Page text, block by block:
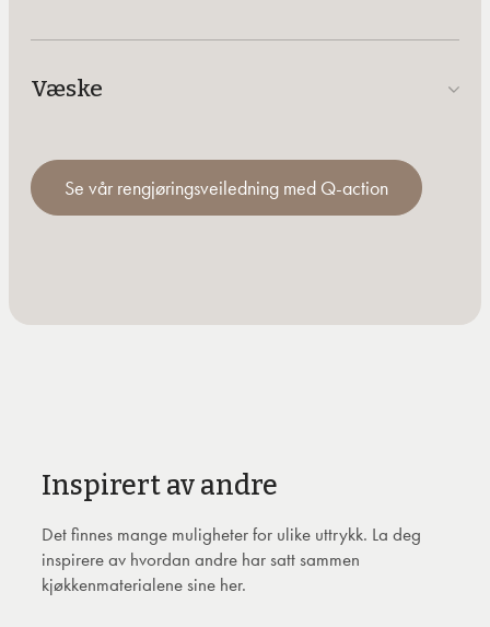
Væske
Se vår rengjøringsveiledning med Q-action
Inspirert av andre
Det finnes mange muligheter for ulike uttrykk. La deg
inspirere av hvordan andre har satt sammen
kjøkkenmaterialene sine her.